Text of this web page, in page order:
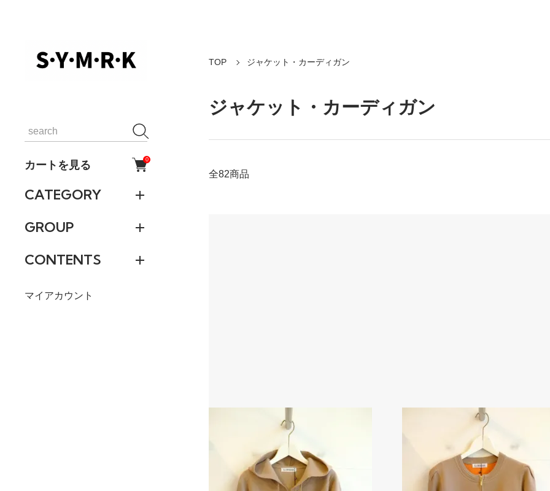
カートを見る 0
CATEGORY
GROUP
CONTENTS
マイアカウント
TOP ジャケット・カーディガン
ジャケット・カーディガン
全82商品